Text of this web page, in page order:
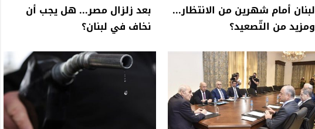
لبنان أمام شهرين من الانتظار...
ومزيد من التّصعيد؟
بعد زلزال مصر... هل يجب أن
نخاف في لبنان؟